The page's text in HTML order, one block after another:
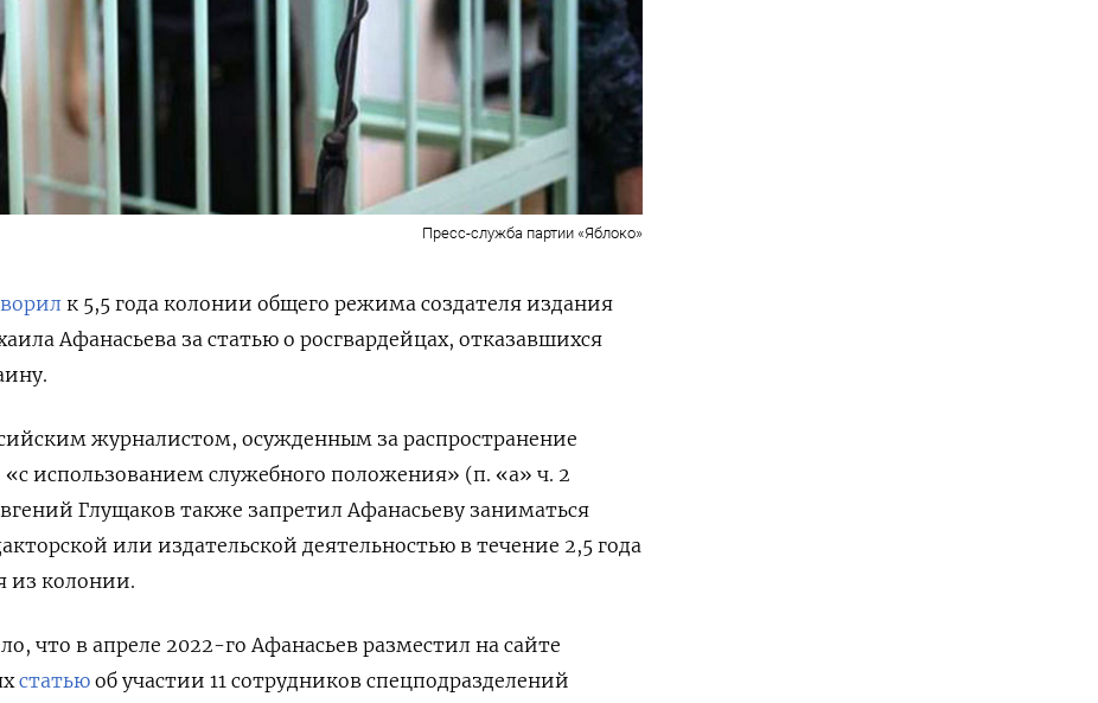
Пресс-служба партии «Яблоко»
к 5,5 года колонии общего режима создателя издания
Афанасьева за статью о росгвардейцах, отказавшихся
журналистом, осужденным за распространение
использованием служебного положения» (п. «а» ч. 2
Глущаков также запретил Афанасьеву заниматься
или издательской деятельностью в течение 2,5 года
из колонии.
что в апреле 2022-го Афанасьев разместил на сайте
статью об участии 11 сотрудников спецподразделений